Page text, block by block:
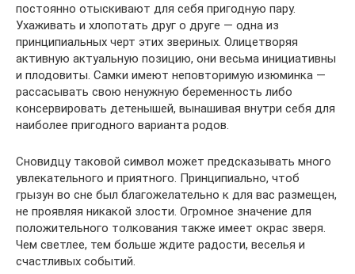
постоянно отыскивают для себя пригодную пару.
Ухаживать и хлопотать друг о друге — одна из
принципиальных черт этих звериных. Олицетворяя
активную актуальную позицию, они весьма инициативны
и плодовиты. Самки имеют неповторимую изюминка —
рассасывать свою ненужную беременность либо
консервировать детенышей, вынашивая внутри себя для
наиболее пригодного варианта родов.
Сновидцу таковой символ может предсказывать много
увлекательного и приятного. Принципиально, чтоб
грызун во сне был благожелательно к для вас размещен,
не проявляя никакой злости. Огромное значение для
положительного толкования также имеет окрас зверя.
Чем светлее, тем больше ждите радости, веселья и
счастливых событий.